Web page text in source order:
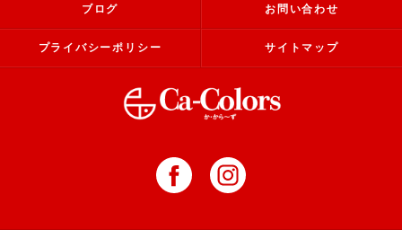
ブログ お問い合わせ
プライバシーポリシー サイトマップ